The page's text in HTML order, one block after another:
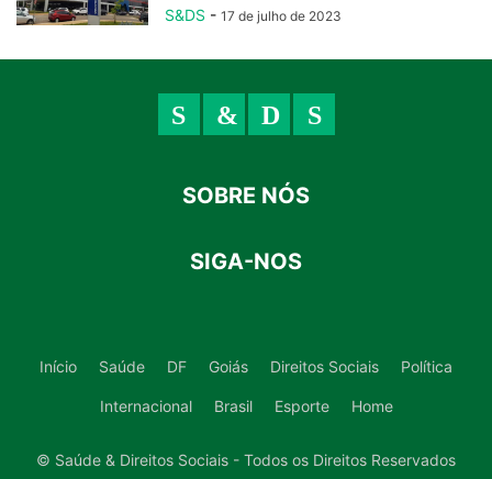
S&DS - 17 de julho de 2023
SOBRE NÓS
SIGA-NOS
Início Saúde DF Goiás Direitos Sociais Política
Internacional Brasil Esporte Home
© Saúde & Direitos Sociais - Todos os Direitos Reservados